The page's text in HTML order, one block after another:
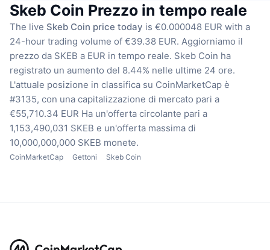
Skeb Coin Prezzo in tempo reale
The live Skeb Coin price today is €0.000048 EUR with a
24-hour trading volume of €39.38 EUR. Aggiorniamo il
prezzo da SKEB a EUR in tempo reale. Skeb Coin ha
registrato un aumento del 8.44% nelle ultime 24 ore.
L'attuale posizione in classifica su CoinMarketCap è
#3135, con una capitalizzazione di mercato pari a
€55,710.34 EUR Ha un'offerta circolante pari a
1,153,490,031 SKEB e un'offerta massima di
10,000,000,000 SKEB monete.
CoinMarketCap Gettoni Skeb Coin